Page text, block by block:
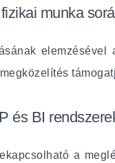
munka
és BI
a